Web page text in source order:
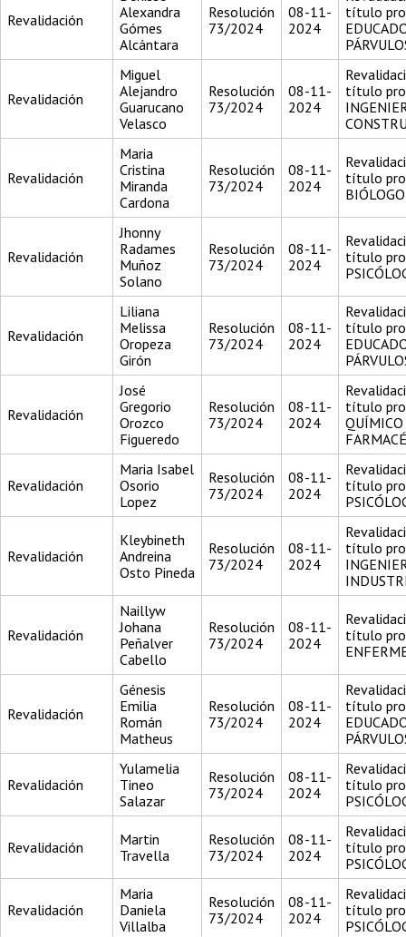
Revalidación
Alexandra
Gómes
Alcántara
Resolución
73/2024
08-11-
2024
título
Revalidación
Miguel
Alejandro
Guarucano
Velasco
Resolución
73/2024
08-11-
2024
título
Revalidación
Maria
Cristina
Miranda
Cardona
Resolución
73/2024
08-11-
2024
título
BIÓLOGO
Revalidación
Jhonny
Radames
Muñoz
Solano
Resolución
73/2024
08-11-
2024
título
Revalidación
Liliana
Melissa
Oropeza
Girón
Resolución
73/2024
08-11-
2024
título
Revalidación
José
Gregorio
Orozco
Figueredo
Resolución
73/2024
08-11-
2024
título
QUÍMICO
Revalidación
Maria Isabel
Osorio
Lopez
Resolución
73/2024
08-11-
2024
título
Revalidación
Kleybineth
Andreina
Osto Pineda
Resolución
73/2024
08-11-
2024
título
Revalidación
Naillyw
Johana
Peñalver
Cabello
Resolución
73/2024
08-11-
2024
título
Revalidación
Génesis
Emilia
Román
Matheus
Resolución
73/2024
08-11-
2024
título
Revalidación
Yulamelia
Tineo
Salazar
Resolución
73/2024
08-11-
2024
título
Revalidación
Martin
Travella
Resolución
73/2024
08-11-
2024
título
Revalidación
Maria
Daniela
Villalba
Resolución
73/2024
08-11-
2024
título